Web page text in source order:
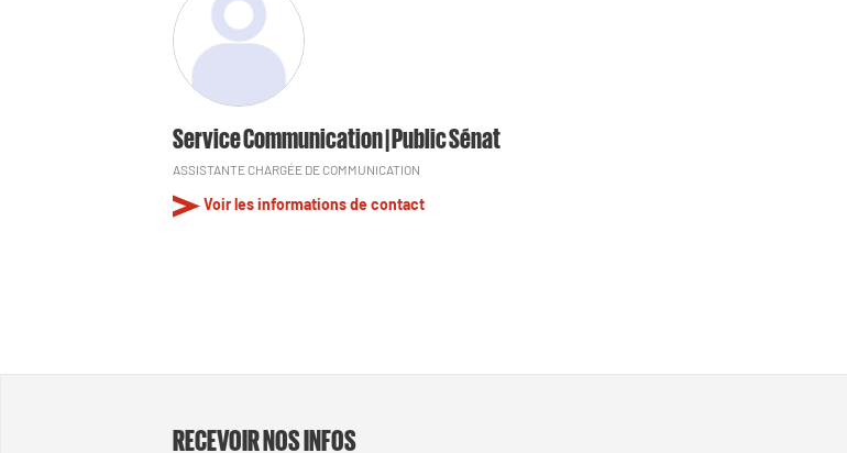
Service Communication | Public Sénat
ASSISTANTE CHARGÉE DE COMMUNICATION
Voir les informations de contact
RECEVOIR NOS INFOS